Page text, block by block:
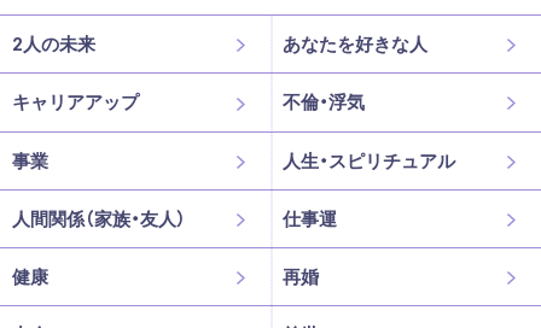
2人の未来 あなたを好きな人
キャリアアップ 不倫・浮気
事業 人生・スピリチュアル
人間関係（家族・友人） 仕事運
健康 再婚